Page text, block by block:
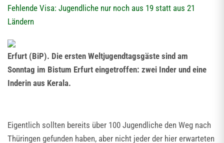
Fehlende Visa: Jugendliche nur noch aus 19 statt aus 21
Ländern
Erfurt (BiP). Die ersten Weltjugendtagsgäste sind am
Sonntag im Bistum Erfurt eingetroffen: zwei Inder und eine
Inderin aus Kerala.
Eigentlich sollten bereits über 100 Jugendliche den Weg nach
Thüringen gefunden haben, aber nicht jeder der hier erwarteten